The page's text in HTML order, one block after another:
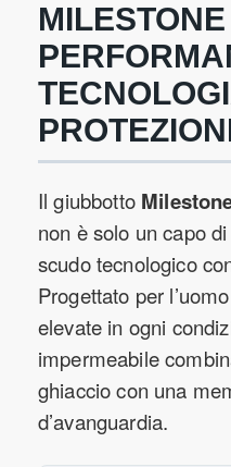
Il giubbotto
non è solo un capo
scudo tecnologico
Progettato per
elevate in ogni
impermeabile
ghiaccio con una
d’avanguardia.